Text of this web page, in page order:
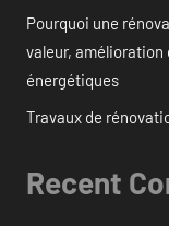
Pourquoi une
valeur,
énergétiques
Travaux de
Recent